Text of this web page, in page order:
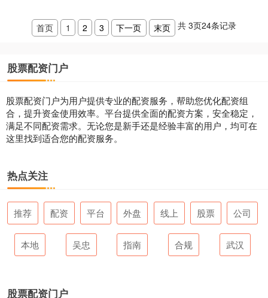
首页 1 2 3 下一页 末页 共 3页24条记录
股票配资门户
股票配资门户为用户提供专业的配资服务，帮助您优化配资组
合，提升资金使用效率。平台提供全面的配资方案，安全稳定，
满足不同配资需求。无论您是新手还是经验丰富的用户，均可在
这里找到适合您的配资服务。
热点关注
推荐 配资 平台 外盘 线上 股票 公司
本地 吴忠 指南 合规 武汉
股票配资门户